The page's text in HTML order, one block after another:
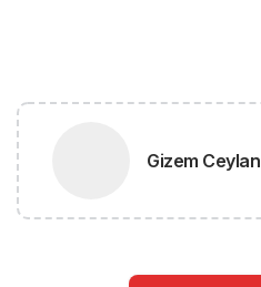
Gizem Ceylan